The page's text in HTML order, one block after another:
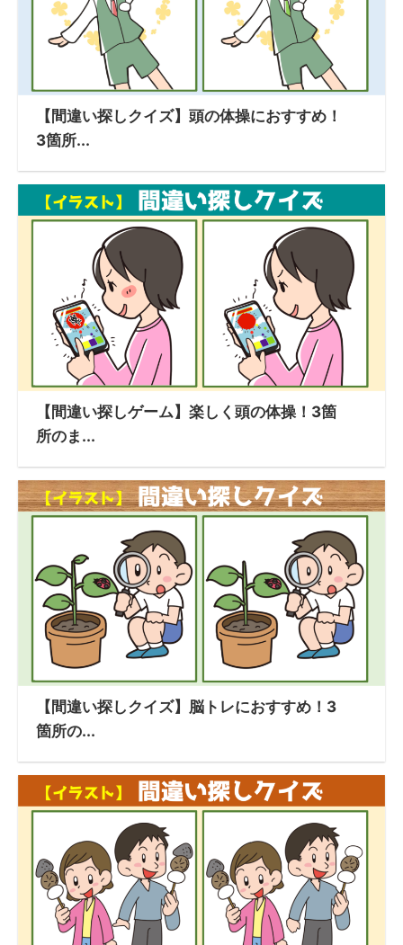
【間違い探しクイズ】頭の体操におすすめ！
3箇所...
【間違い探しゲーム】楽しく頭の体操！3箇
所のま...
【間違い探しクイズ】脳トレにおすすめ！3
箇所の...